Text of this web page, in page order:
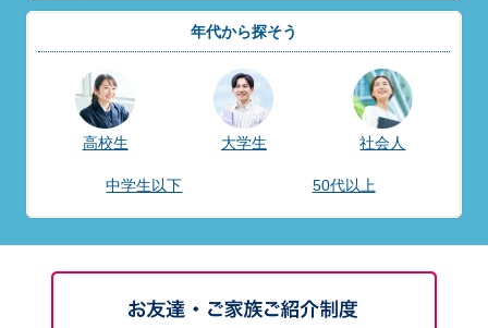
年代から探そう
高校生 大学生 社会人
中学生以下 50代以上